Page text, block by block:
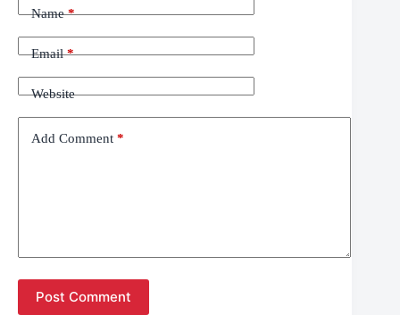
Name*
Email*
Website
Add Comment *
Post Comment